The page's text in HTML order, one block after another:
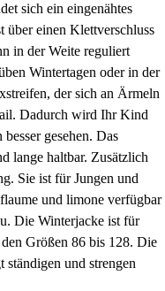
sich ein eingenähtes
über einen Klettverschluss
in der Weite reguliert
Wintertagen oder in der
der sich an Ärmeln
Dadurch wird Ihr Kind
gesehen. Das
lange haltbar. Zusätzlich
Sie ist für Jungen und
und limone verfügbar
Die Winterjacke ist für
Größen 86 bis 128. Die
und strengen